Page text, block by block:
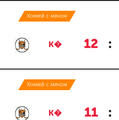
Хоккей с мячом
К� 12 :
Хоккей с мячом
К� 11 :